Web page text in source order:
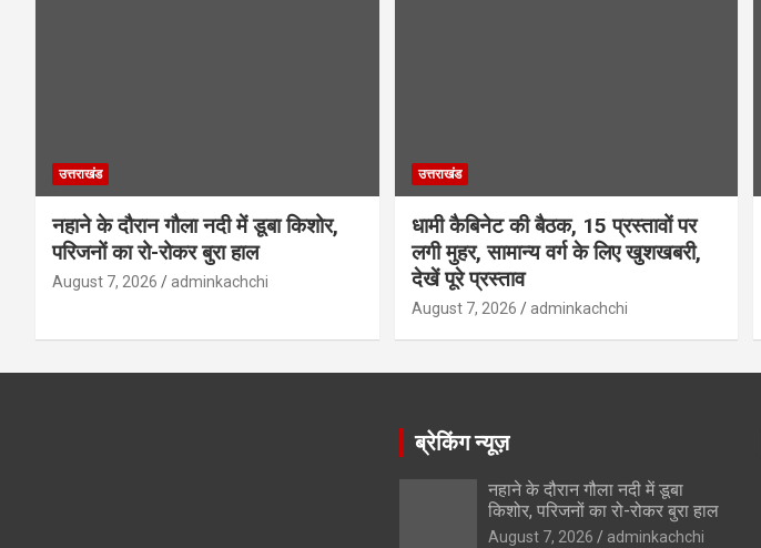
उत्तराखंड
नहाने के दौरान गौला नदी में डूबा किशोर,
परिजनों का रो-रोकर बुरा हाल
August 7, 2026 adminkachchi
उत्तराखंड
धामी कैबिनेट की बैठक, 15 प्रस्तावों पर
लगी मुहर, सामान्य वर्ग के लिए खुशखबरी,
देखें पूरे प्रस्ताव
August 7, 2026 adminkachchi
ब्रेकिंग न्यूज़
नहाने के दौरान गौला नदी में डूबा
किशोर, परिजनों का रो-रोकर बुरा हाल
August 7, 2026 adminkachchi